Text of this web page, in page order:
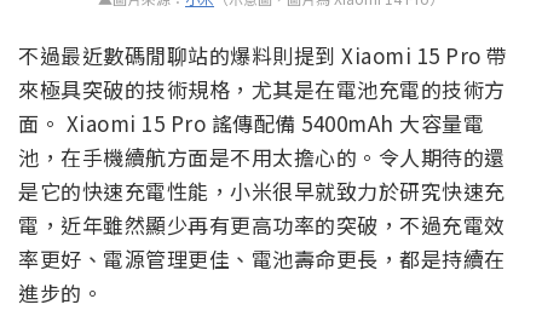
不過最近數碼閒聊站的爆料則提到 Xiaomi 15 Pro 帶
來極具突破的技術規格，尤其是在電池充電的技術方
面。 Xiaomi 15 Pro 謠傳配備 5400mAh 大容量電
池，在手機續航方面是不用太擔心的。令人期待的還
是它的快速充電性能，小米很早就致力於研究快速充
電，近年雖然顯少再有更高功率的突破，不過充電效
率更好、電源管理更佳、電池壽命更長，都是持續在
進步的。